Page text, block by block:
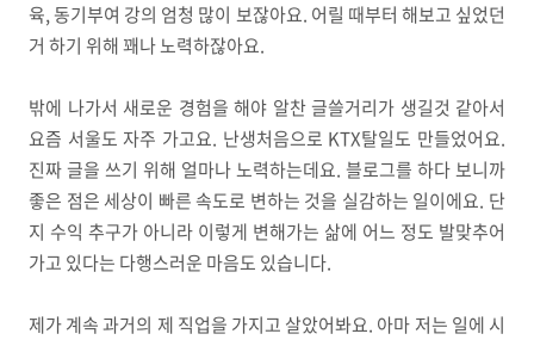
육, 동기부여 강의 엄청 많이 보잖아요. 어릴 때부터 해보고 싶었던
거 하기 위해 꽤나 노력하잖아요.
밖에 나가서 새로운 경험을 해야 알찬 글쓸거리가 생길것 같아서
요즘 서울도 자주 가고요. 난생처음으로 KTX탈일도 만들었어요.
진짜 글을 쓰기 위해 얼마나 노력하는데요. 블로그를 하다 보니까
좋은 점은 세상이 빠른 속도로 변하는 것을 실감하는 일이에요. 단
지 수익 추구가 아니라 이렇게 변해가는 삶에 어느 정도 발맞추어
가고 있다는 다행스러운 마음도 있습니다.
제가 계속 과거의 제 직업을 가지고 살았어봐요. 아마 저는 일에 시